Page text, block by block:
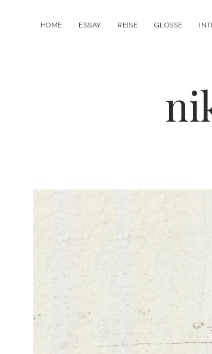
HOME ESSAY REISE GLOSSE